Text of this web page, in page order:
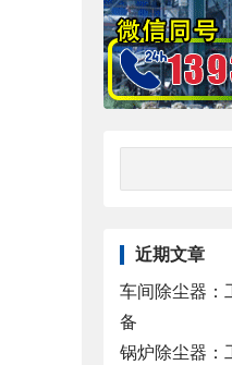
近期文章
车间除尘器：
备
锅炉除尘器：